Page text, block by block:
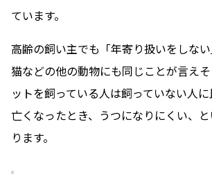
ています。
高齢の飼い主でも「年寄り扱いをしない
猫などの他の動物にも同じことが言え
ットを飼っている人は飼っていない人
亡くなったとき、うつになりにくい、
ります。